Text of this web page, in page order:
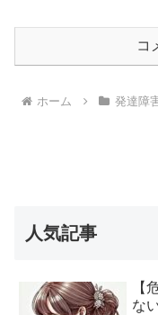
コ
ホーム 発達障
人気記事
【
な